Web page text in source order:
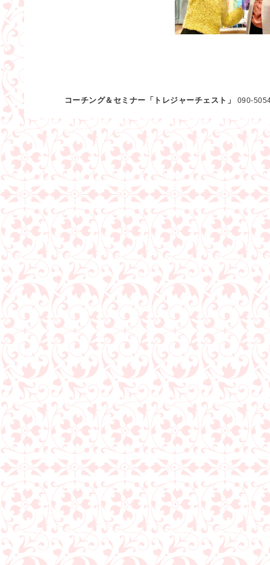
コーチング＆セミナー「トレジャーチェスト」 090-